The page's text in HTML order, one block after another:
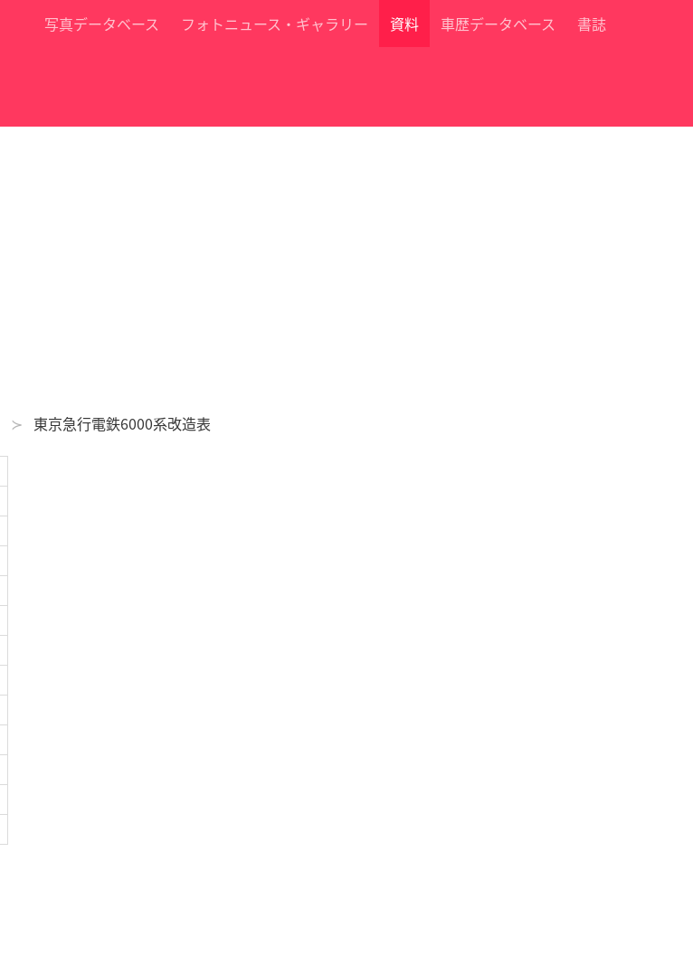
写真データベース フォトニュース・ギャラリー 資料 車歴データベース 書誌
東京急行電鉄6000系改造表